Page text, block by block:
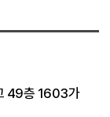
49층 1603가